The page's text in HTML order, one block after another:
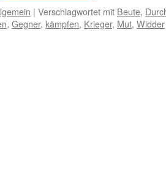
| Verschlagwortet mit Beute,
, Gegner, kämpfen, Krieger, Mut, Widder